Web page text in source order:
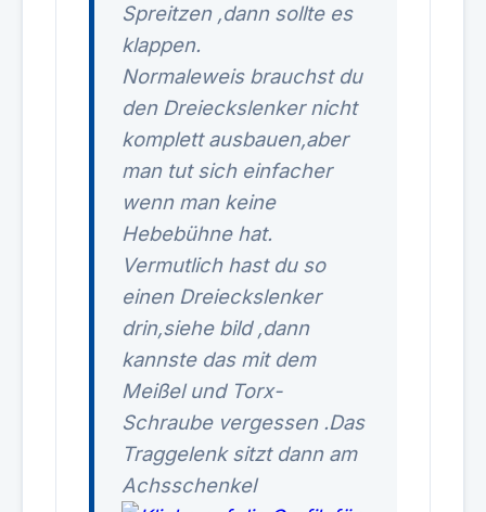
Spreitzen ,dann sollte es
klappen.
Normaleweis brauchst du
den Dreieckslenker nicht
komplett ausbauen,aber
man tut sich einfacher
wenn man keine
Hebebühne hat.
Vermutlich hast du so
einen Dreieckslenker
drin,siehe bild ,dann
kannste das mit dem
Meißel und Torx-
Schraube vergessen .Das
Traggelenk sitzt dann am
Achsschenkel